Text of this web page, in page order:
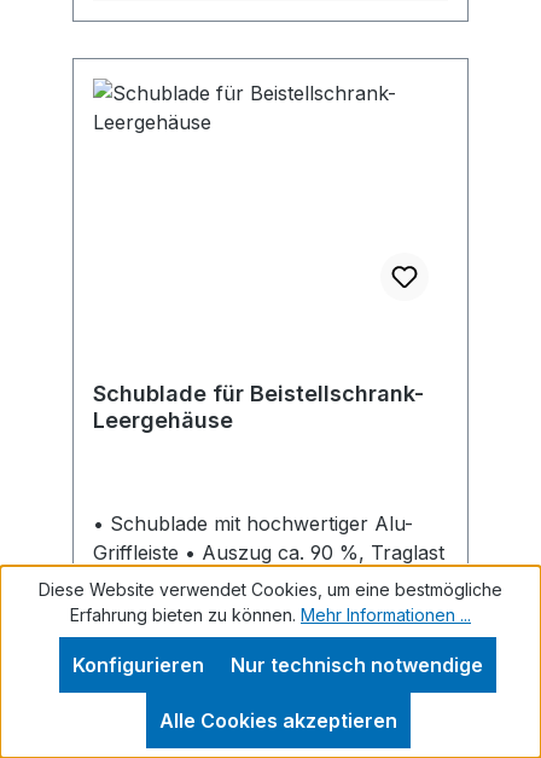
Schublade für Beistellschrank-
Leergehäuse
• Schublade mit hochwertiger Alu-
Griffleiste • Auszug ca. 90 %, Traglast
70kg • Zentralschließung, mit
Wechselzylinder und 2 Schlüsseln •
Auf Anfrage durch Tausch des
Schließkerns Einbindung in DOM®-
Schließanlage möglich • 2-farbig
pulverbeschichtet
Diese Website verwendet Cookies, um eine bestmögliche
Erfahrung bieten zu können. Mehr Informationen ...
Nur technisch notwendige
Konfigurieren
Alle Cookies akzeptieren